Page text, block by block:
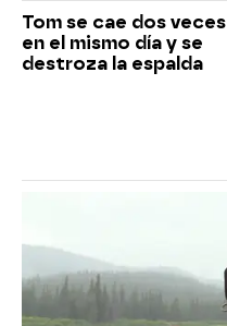
Tom se cae dos veces
en el mismo día y se
destroza la espalda